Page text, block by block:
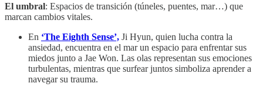
El umbral: Espacios de transición (túneles, puentes, mar…) que
marcan cambios vitales.
En ‘The Eighth Sense’, Ji Hyun, quien lucha contra la
ansiedad, encuentra en el mar un espacio para enfrentar sus
miedos junto a Jae Won. Las olas representan sus emociones
turbulentas, mientras que surfear juntos simboliza aprender a
navegar su trauma.